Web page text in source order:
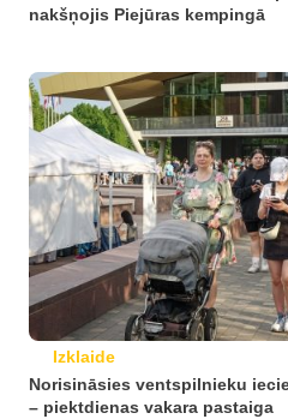
nakšņojis Piejūras kempingā
Izklaide
Norisināsies ventspilnieku
– piektdienas vakara pastaiga